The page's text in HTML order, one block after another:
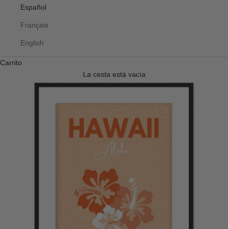
Español
Français
English
Carrito
La cesta está vacía